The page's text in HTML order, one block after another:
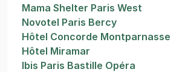
Mama Shelter Paris West
Novotel Paris Bercy
Hôtel Concorde Montparnasse
Hôtel Miramar
Ibis Paris Bastille Opéra